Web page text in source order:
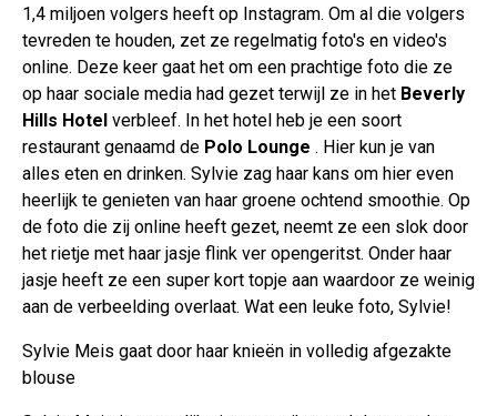
1,4 miljoen volgers heeft op Instagram. Om al die volgers
tevreden te houden, zet ze regelmatig foto's en video's
online. Deze keer gaat het om een prachtige foto die ze
op haar sociale media had gezet terwijl ze in het Beverly
Hills Hotel verbleef. In het hotel heb je een soort
restaurant genaamd de Polo Lounge . Hier kun je van
alles eten en drinken. Sylvie zag haar kans om hier even
heerlijk te genieten van haar groene ochtend smoothie. Op
de foto die zij online heeft gezet, neemt ze een slok door
het rietje met haar jasje flink ver opengeritst. Onder haar
jasje heeft ze een super kort topje aan waardoor ze weinig
aan de verbeelding overlaat. Wat een leuke foto, Sylvie!
Sylvie Meis gaat door haar knieën in volledig afgezakte
blouse